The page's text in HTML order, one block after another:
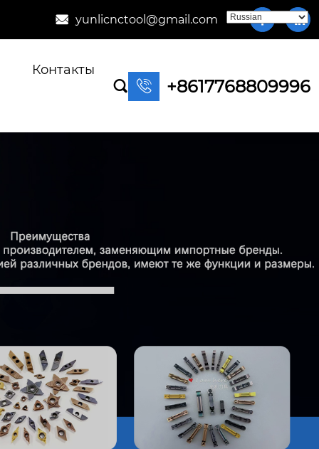
 yunlicnctool@gmail.com  
Контакты
  +8617768809996